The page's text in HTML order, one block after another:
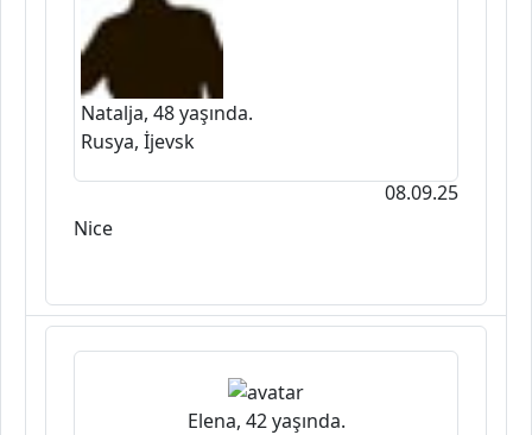
Natalja, 48 yaşında.
Rusya, İjevsk
08.09.25
Nice
Elena, 42 yaşında.